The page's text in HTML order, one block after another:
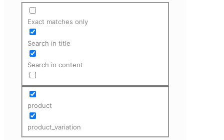
Exact matches only
Search in title
Search in content
product
product_variation